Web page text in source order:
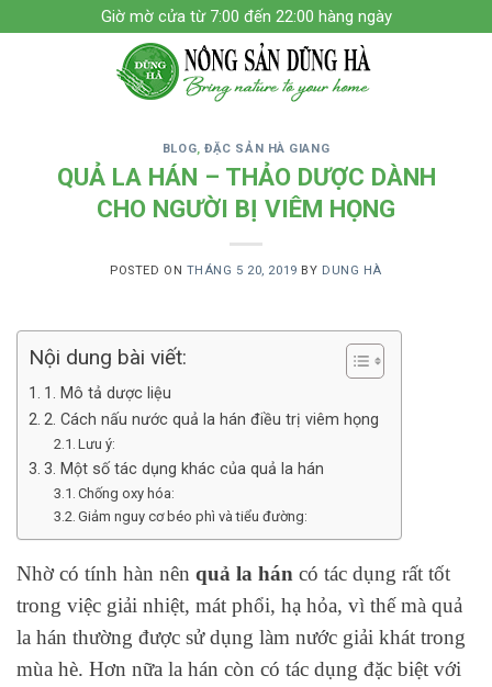
to
Giờ mờ cửa từ 7:00 đến 22:00 hàng ngày
BLOG,ĐẶC SẢN HÀ GIANG
QUẢ LA HÁN – THẢO DƯỢC DÀNH
CHO NGƯỜI BỊ VIÊM HỌNG
POSTED ON THÁNG 5 20, 2019 BY DUNG HÀ
Nội dung bài viết:
1. Mô tả dược liệu
2. Cách nấu nước quả la hán điều trị viêm họng
Lưu ý:
3. Một số tác dụng khác của quả la hán
Chống oxy hóa:
Giảm nguy cơ béo phì và tiểu đường:
Nhờ có tính hàn nên quả la hán có tác dụng rất tốt
trong việc giải nhiệt, mát phổi, hạ hỏa, vì thế mà quả
la hán thường được sử dụng làm nước giải khát trong
mùa hè. Hơn nữa la hán còn có tác dụng đặc biệt với